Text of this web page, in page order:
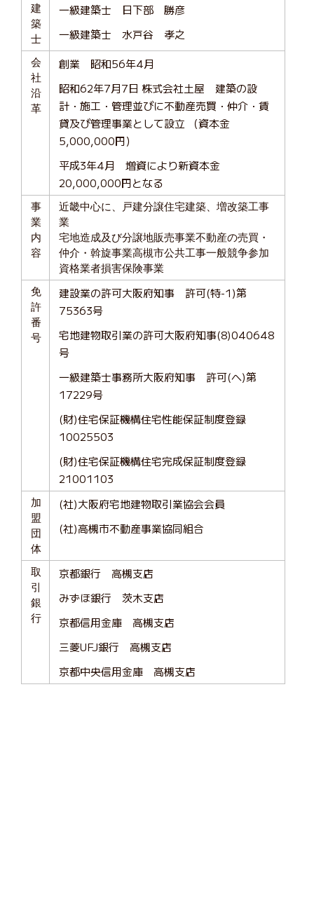
建
築
士
一級建築士 日下部 勝彦
一級建築士 水戸谷 孝之
会
社
沿
革
創業 昭和56年4月
昭和62年7月7日 株式会社土屋 建築の設
計・施工・管理並びに不動産売買・仲介・賃
貸及び管理事業として設立 （資本金
5,000,000円）
平成3年4月 増資により新資本金
20,000,000円となる
事
業
内
容
近畿中心に、戸建分譲住宅建築、増改築工事
業
宅地造成及び分譲地販売事業不動産の売買・
仲介・斡旋事業高槻市公共工事一般競争参加
資格業者損害保険事業
免
許
番
号
建設業の許可大阪府知事 許可(特-1)第
75363号
宅地建物取引業の許可大阪府知事(8)040648
号
一級建築士事務所大阪府知事 許可(ヘ)第
17229号
(財)住宅保証機構住宅性能保証制度登録
10025503
(財)住宅保証機構住宅完成保証制度登録
21001103
加
盟
団
体
(社)大阪府宅地建物取引業協会会員
(社)高槻市不動産事業協同組合
取
引
銀
行
京都銀行 高槻支店
みずほ銀行 茨木支店
京都信用金庫 高槻支店
三菱UFJ銀行 高槻支店
京都中央信用金庫 高槻支店